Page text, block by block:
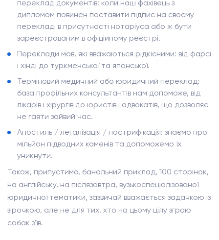
переклад документів: коли наш фахівець з
дипломом повинен поставити підпис на своєму
перекладі в присутності нотаріуса або ж бути
зареєстрованим в офіційному реєстрі.
Переклади мов, які вважаються рідкісними: від фарсі
і хінді до туркменської та японської.
Терміновий медичний або юридичний переклад:
база профільних консультантів нам допоможе, від
лікарів і хірургів до юристів і адвокатів, що дозволяє
не гаяти зайвий час.
Апостиль / легалізація / нострифікація: знаємо про
мільйон підводних каменів та допоможемо їх
уникнути.
Також, припустимо, банальний приклад, 100 сторінок,
на англійську, на післязавтра, вузькоспеціалізованої
юридичної тематики, зазвичай вважається задачкою із
зірочкою, але не для тих, хто на цьому цілу зграю
собак з'їв.